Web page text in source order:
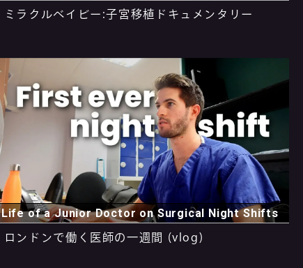
ミラクルベイビー:子宮移植ドキュメンタリー
Life of a Junior Doctor on Surgical Night Shifts
ロンドンで働く医師の一週間 (vlog)